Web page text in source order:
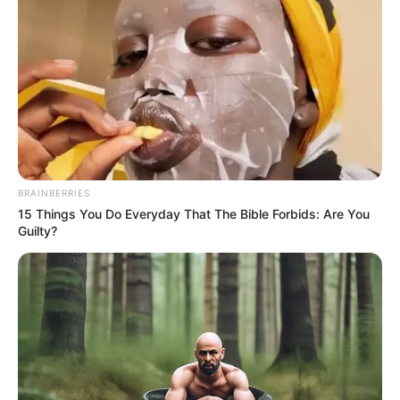
Lea también:Por posibles irregularidades en contratos
formulan pliego de cargos a cuatro exfuncionarios del
Inder Medellín
El funcionario le solicitó al Gobierno Nacional cumplirle a
los estudiantes de educación superior y evitar una crisis
mayor en este sector. Además,resaltó que lo más
importante es la educación de los jóvenes, p
realizar el giro de estos recursos.
Cabe resaltar que el alcalde de Medellín ha denunciado
en varias oportunidades los incumplimientos del Estado
con diferentes entidades y proyectos de la ciudad,
entre
los que se encuentra Afinia y el Metro de la 80.
BRAINBERRIES
15 Things You Do Everyday That The Bible Forbids: Are You
Guilty?